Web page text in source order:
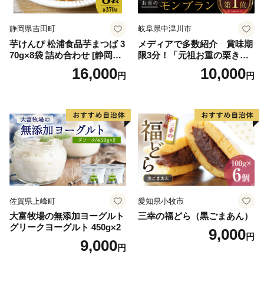
ロイヤルミルクティ 沖縄パ
イン
静岡県吉田町
芋けんぴ 松浦食品芋まつば 3
70g×8袋 詰め合わせ [静岡伊
勢丹(松浦食品) 静岡県 吉田町
22424274] 芋ケンピ セット
16,000円
岐阜県中津川市
メディアで多数紹介 賞味期
限3分！「元祖お重の栗きん
とんモンブラン」 【未来の
ご褒美】スイーツ 栗 モンブ
子 菓子 F4N-2298
10,000円
佐賀県上峰町
大富牧場の無添加ヨーグルト
グリークヨーグルト 450g×2
9,000円
愛知県小牧市
三幸の福どら（黒ごまあん）
9,000円